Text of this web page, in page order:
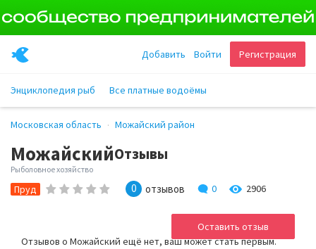
Регистрация
Войти
Добавить
Энциклопедия рыб Все платные водоёмы
Московская область Можайский район
МожайскийОтзывы
Рыболовное хозяйство
Пруд 0 отзывов 0 2906
Отзывов о Можайский ещё нет, ваш может стать первым.
Оставить отзыв